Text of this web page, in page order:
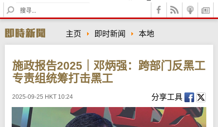
S
e
r
c
主页 即时新闻 本地
施政报告2025｜邓炳强：跨部门反黑工
专责组统筹打击黑工
2025-09-25 HKT 10:24 分享工具